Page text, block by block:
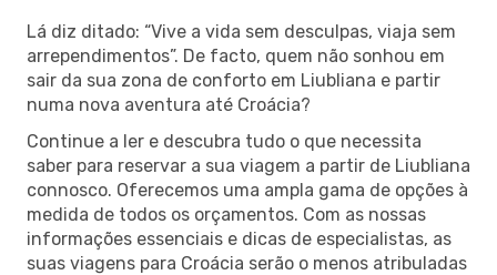
Lá diz ditado: “Vive a vida sem desculpas, viaja sem
arrependimentos”. De facto, quem não sonhou em
sair da sua zona de conforto em Liubliana e partir
numa nova aventura até Croácia?
Continue a ler e descubra tudo o que necessita
saber para reservar a sua viagem a partir de Liubliana
connosco. Oferecemos uma ampla gama de opções à
medida de todos os orçamentos. Com as nossas
informações essenciais e dicas de especialistas, as
suas viagens para Croácia serão o menos atribuladas